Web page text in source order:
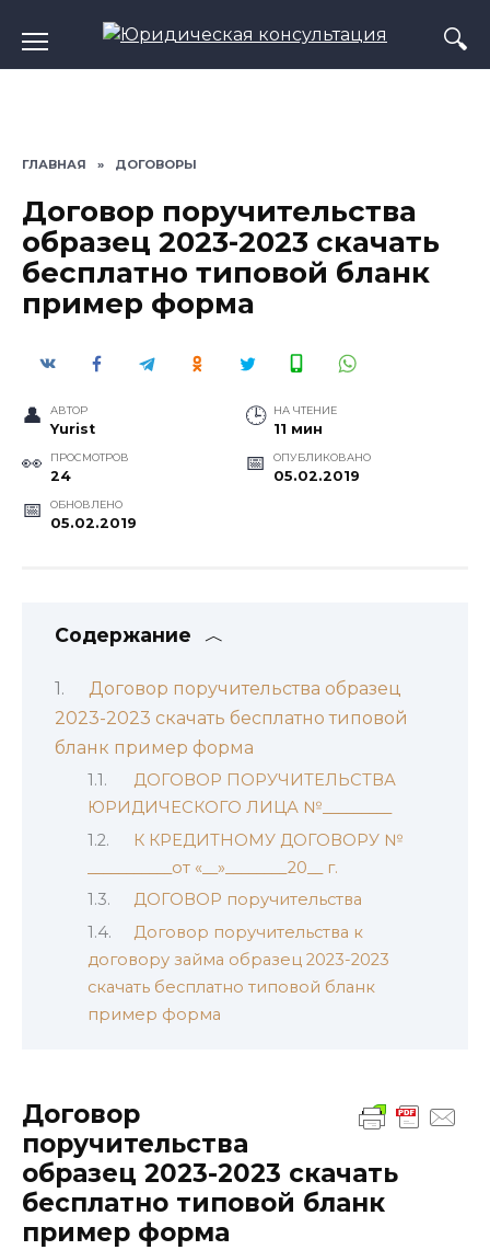
содержанию
ГЛАВНАЯ » ДОГОВОРЫ
Договор поручительства
образец 2023-2023 скачать
бесплатно типовой бланк
пример форма
АВТОР
Yurist
НА ЧТЕНИЕ
11 мин
ПРОСМОТРОВ
24
ОПУБЛИКОВАНО
05.02.2019
ОБНОВЛЕНО
05.02.2019
Содержание
Договор поручительства образец
2023-2023 скачать бесплатно типовой
бланк пример форма
ДОГОВОР ПОРУЧИТЕЛЬСТВА
ЮРИДИЧЕСКОГО ЛИЦА №_________
К КРЕДИТНОМУ ДОГОВОРУ №
___________от «__»________20__ г.
ДОГОВОР поручительства
Договор поручительства к
договору займа образец 2023-2023
скачать бесплатно типовой бланк
пример форма
Договор
поручительства
образец 2023-2023 скачать
бесплатно типовой бланк
пример форма